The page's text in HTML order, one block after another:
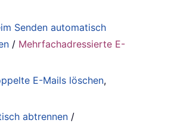
Senden automatisch
/ Mehrfachadressierte E-
E-Mails löschen,
abtrennen /